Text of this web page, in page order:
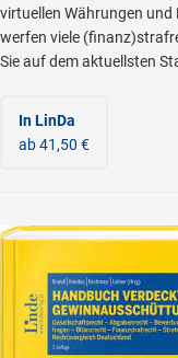
virtuellen Währungen
werfen viele
Sie auf dem aktuellsten
In LinDa
ab 41,50 €